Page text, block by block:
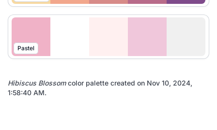
Pastel
Hibiscus Blossomcolor palette created on Nov 10, 2024,
1:58:40 AM.